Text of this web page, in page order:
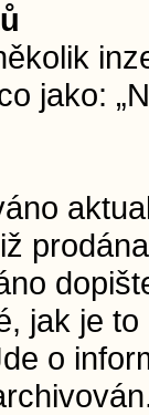
jako:
jak je
o